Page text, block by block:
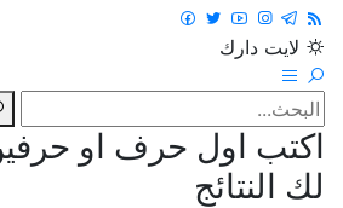
لايت دارك
اكتب اول حرف او
لك النتائج